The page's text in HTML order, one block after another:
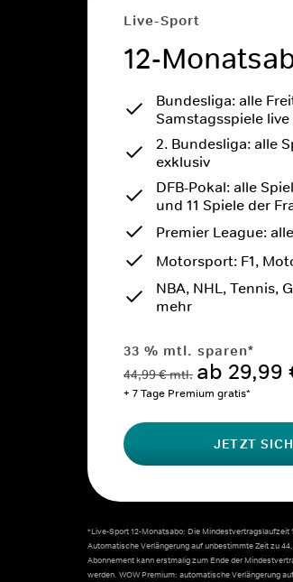
Live-Sport
12-
Bundesliga: alle
Samstagsspiele
2. Bundesliga: alle
exklusiv
DFB-Pokal: alle
und 11 Spiele der
Premier League:
Motorsport: F1,
NBA, NHL, Tennis,
mehr
33 % mtl. sparen*
44,99 € mtl. ab 29,99
+ 7 Tage Premium gratis*
JETZT
*Live-Sport 12-Monatsabo: Die
Automatische Verlängerung auf unbestimmte Zeit zu
Abonnement kann erstmalig zum Ende der
werden. WOW Premium: automatische Verlängerung